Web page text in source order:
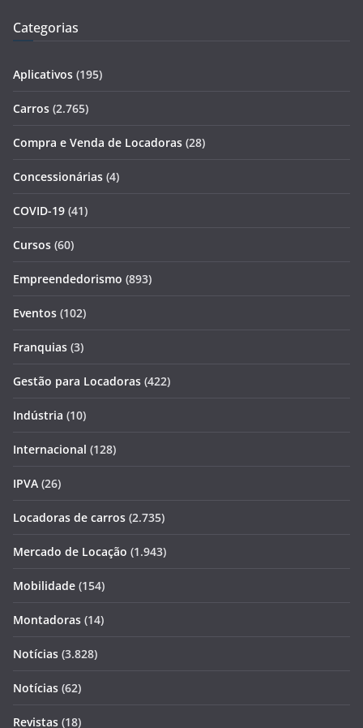
Categorias
Aplicativos (195)
Carros (2.765)
Compra e Venda de Locadoras (28)
Concessionárias (4)
COVID-19 (41)
Cursos (60)
Empreendedorismo (893)
Eventos (102)
Franquias (3)
Gestão para Locadoras (422)
Indústria (10)
Internacional (128)
IPVA (26)
Locadoras de carros (2.735)
Mercado de Locação (1.943)
Mobilidade (154)
Montadoras (14)
Notícias (3.828)
Notícias (62)
Revistas (18)